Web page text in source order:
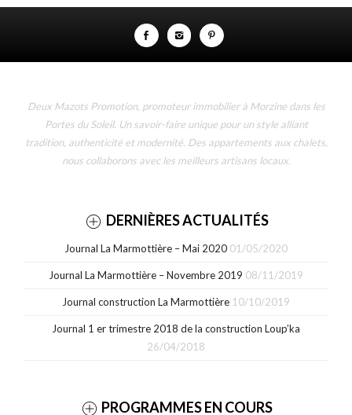
Deux Mazots Promotion, promoteur immobilier à Morzine dans les
Portes du Soleil. Un savoir-faire unique pour un style alliant
tradition, authenticité et modernité. Des appartements aux chalets,
nous collaborons avec les meilleurs artisans locaux.
DERNIÈRES ACTUALITÉS
Journal La Marmottière – Mai 2020 01/05/2020
Journal La Marmottière – Novembre 2019 08/11/2019
Journal construction La Marmottière 10/10/2019
Journal 1 er trimestre 2018 de la construction Loup’ka
26/04/2018
PROGRAMMES EN COURS